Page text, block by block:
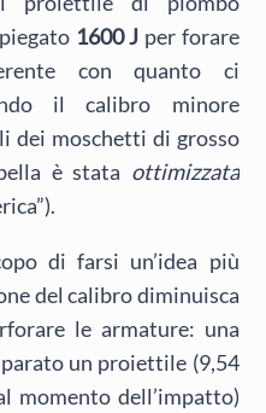
1600 J per forare
con quanto ci
il calibro minore
dei moschetti di grosso
è stata ottimizzata
di farsi un’idea più
del calibro diminuisca
le armature: una
un proiettile (9,54
momento dell’impatto)